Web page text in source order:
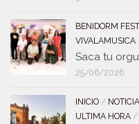
BENIDORM FEST
VIVALAMUSICA
Saca tu
25/06/2026
INICIO / NOTICIA
ULTIMA HORA /